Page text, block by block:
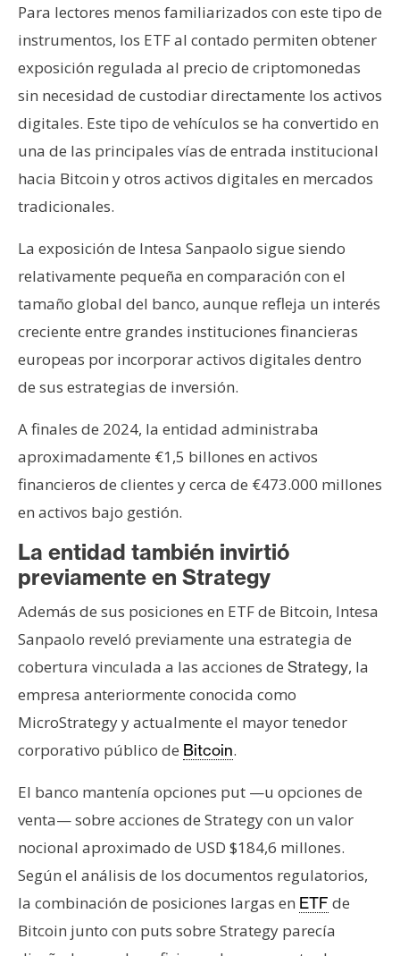
Para lectores menos familiarizados con este tipo de
instrumentos, los ETF al contado permiten obtener
exposición regulada al precio de criptomonedas
sin necesidad de custodiar directamente los activos
digitales. Este tipo de vehículos se ha convertido en
una de las principales vías de entrada institucional
hacia Bitcoin y otros activos digitales en mercados
tradicionales.
La exposición de Intesa Sanpaolo sigue siendo
relativamente pequeña en comparación con el
tamaño global del banco, aunque refleja un interés
creciente entre grandes instituciones financieras
europeas por incorporar activos digitales dentro
de sus estrategias de inversión.
A finales de 2024, la entidad administraba
aproximadamente €1,5 billones en activos
financieros de clientes y cerca de €473.000 millones
en activos bajo gestión.
La entidad también invirtió
previamente en Strategy
Además de sus posiciones en ETF de Bitcoin, Intesa
Sanpaolo reveló previamente una estrategia de
cobertura vinculada a las acciones de Strategy, la
empresa anteriormente conocida como
MicroStrategy y actualmente el mayor tenedor
corporativo público de Bitcoin.
El banco mantenía opciones put —u opciones de
venta— sobre acciones de Strategy con un valor
nocional aproximado de USD $184,6 millones.
Según el análisis de los documentos regulatorios,
la combinación de posiciones largas en ETF de
Bitcoin junto con puts sobre Strategy parecía